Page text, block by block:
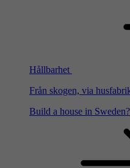
Hållbarhet
Från skogen, via
Build a house in Sweden?